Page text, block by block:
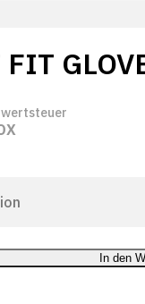
FIT
In den